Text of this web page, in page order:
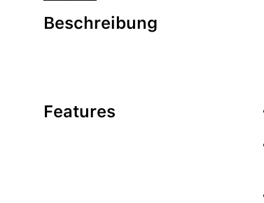
Beschreibung
Features